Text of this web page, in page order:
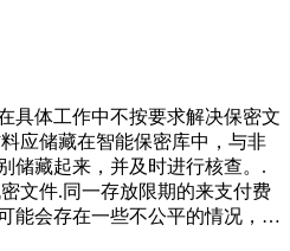
具体工作中不按要求解决保密文
应储藏在智能保密库中，与非
储藏起来，并及时进行核查。.
文件.同一存放限期的来支付费
能会存在一些不公平的情况，比